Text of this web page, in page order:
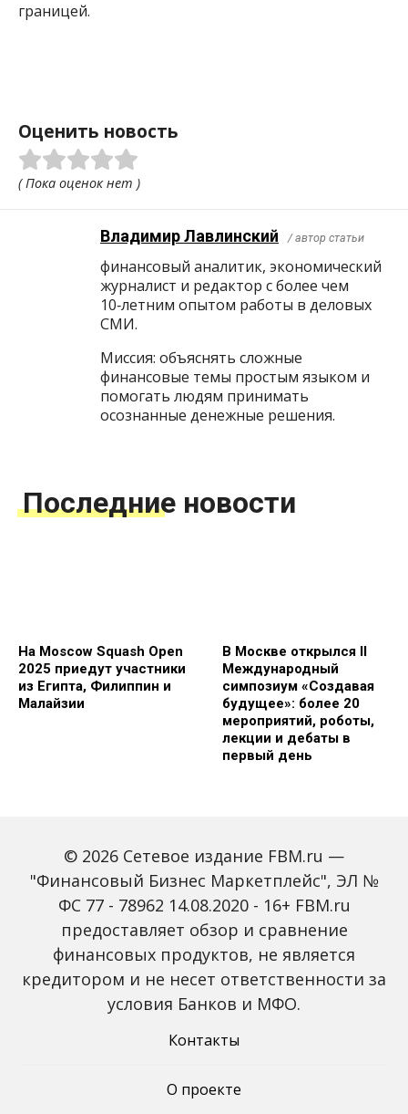
границей.
Оценить новость
( Пока оценок нет )
Владимир Лавлинский / автор статьи
финансовый аналитик, экономический
журналист и редактор с более чем
10‑летним опытом работы в деловых
СМИ.
Миссия: объяснять сложные
финансовые темы простым языком и
помогать людям принимать
осознанные денежные решения.
Последние новости
На Moscow Squash Open
2025 приедут участники
из Египта, Филиппин и
Малайзии
В Москве открылся II
Международный
симпозиум «Создавая
будущее»: более 20
мероприятий, роботы,
лекции и дебаты в
первый день
Зарплаты вырастут,
банки включат защиту
от мошенников: какие
новые законы ждут
россиян с октября
Россиян предупредили
мошенников на фоне
снижения ключевой
ставки
© 2026 Сетевое издание FBM.ru —
"Финансовый Бизнес Маркетплейс", ЭЛ №
ФС 77 - 78962 14.08.2020 - 16+ FBM.ru
предоставляет обзор и сравнение
финансовых продуктов, не является
кредитором и не несет ответственности за
условия Банков и МФО.
Контакты
О проекте